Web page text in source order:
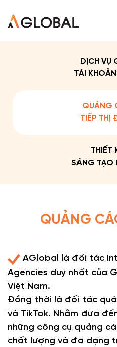
DỊCH VỤ
TÀI
QUẢNG
TIẾP THỊ
THIẾT
SÁNG TẠO
QUẢNG
AGlobal là đối tác
Agencies duy nhất của
Việt Nam.
Đồng thời là đối tác
và TikTok. Nhằm đưa
những công cụ quảng
chất lượng và đa dạng